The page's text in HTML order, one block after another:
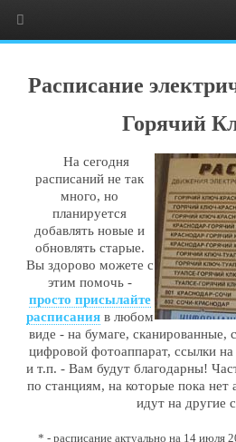
Расписание
Горячий
На сегодня
расписаний не так
много, но
планируется
добавлять новые и
обновлять старые.
Вы здорово можете с
этим помочь -
просто присылайте
расписанияв любом
виде - на бумаге, сканированные,
цифровой фотоаппарат, ссылки
и т.п. - Вам будут благодарны!
по станциям, на которые пока
идут на другие
* - расписание актуально на 14 июля